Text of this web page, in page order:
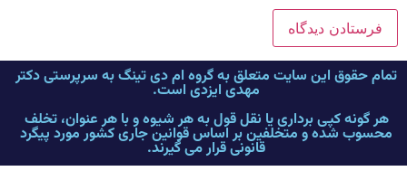
تمام حقوق این سایت متعلق به گروه ام دی تینگ به سرپرستی دکتر
مهدی ایزدی است.
هر گونه کپی برداری یا نقل قول به هر شیوه و با هر عنوان، تخلف
محسوب شده و متخلفین بر اساس قوانین جاری کشور مورد پیگرد
قانونی قرار می گیرند.